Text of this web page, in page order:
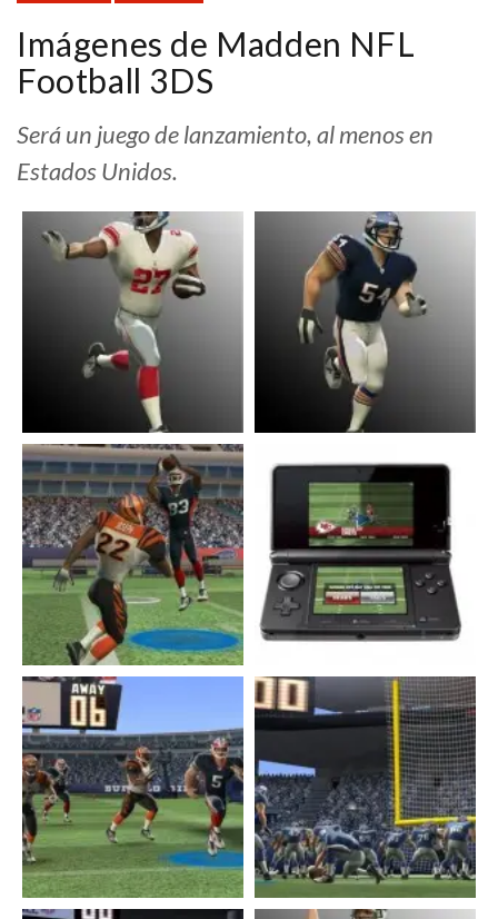
Imágenes de Madden NFL
Football 3DS
Será un juego de lanzamiento, al menos en
Estados Unidos.